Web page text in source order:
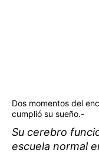
Dos momentos del
cumplió su sueño.-
Su cerebro
escuela normal